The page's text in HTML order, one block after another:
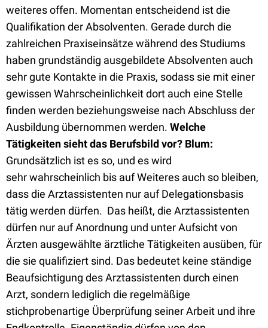
weiteres offen. Momentan entscheidend ist die
Qualifikation der Absolventen. Gerade durch die
zahlreichen Praxiseinsätze während des Studiums
haben grundständig ausgebildete Absolventen auch
sehr gute Kontakte in die Praxis, sodass sie mit einer
gewissen Wahrscheinlichkeit dort auch eine Stelle
finden werden beziehungsweise nach Abschluss der
Ausbildung übernommen werden. Welche
Tätigkeiten sieht das Berufsbild vor? Blum:
Grundsätzlich ist es so, und es wird
sehr wahrscheinlich bis auf Weiteres auch so bleiben,
dass die Arztassistenten nur auf Delegationsbasis
tätig werden dürfen. Das heißt, die Arztassistenten
dürfen nur auf Anordnung und unter Aufsicht von
Ärzten ausgewählte ärztliche Tätigkeiten ausüben, für
die sie qualifiziert sind. Das bedeutet keine ständige
Beaufsichtigung des Arztassistenten durch einen
Arzt, sondern lediglich die regelmäßige
stichprobenartige Überprüfung seiner Arbeit und ihre